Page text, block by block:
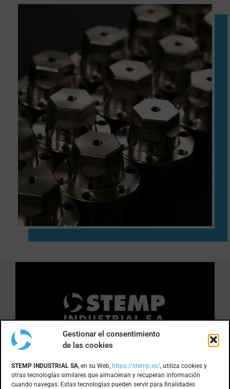
Gestionar el consentimiento
de las cookies
STEMP INDUSTRIAL SA, en su Web, https://stemp.es/, utiliza cookies y
otras tecnologías similares que almacenan y recuperan información
cuando navegas. Estas tecnologías pueden servir para finalidades